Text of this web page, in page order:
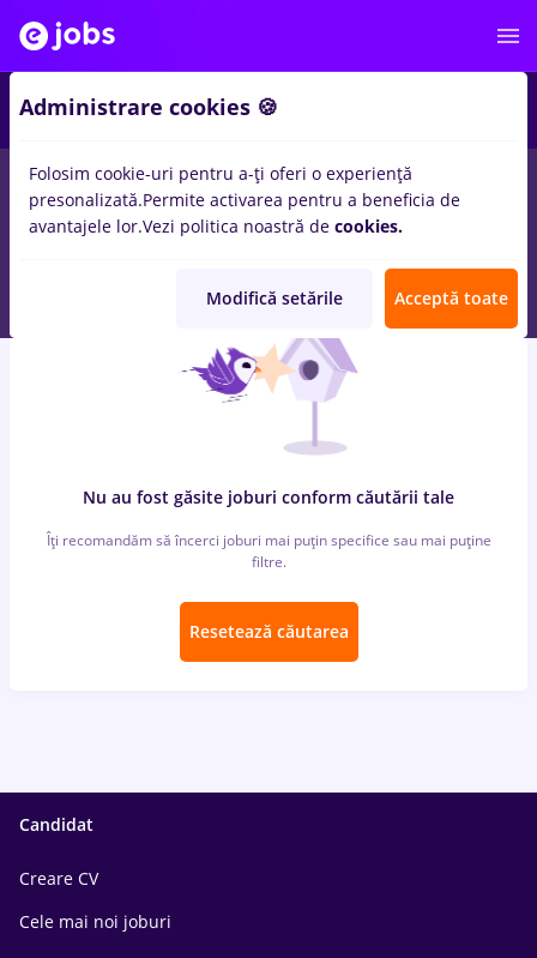
locuri de muncacu salarii zidar zugrav, Full time
StrainatatepentruFara experientainTransport / Distributie,
IT / Telecom
Nu au fost găsite joburi conform căutării tale
Îți recomandăm să încerci joburi mai puțin specifice sau mai puține
filtre.
Resetează căutarea
Candidat
Creare CV
Cele mai noi joburi
Administrare cookies 🍪
Folosim cookie-uri pentru a-ți oferi o experiență
presonalizată.Permite activarea pentru a beneficia de
avantajele lor.Vezi politica noastră de cookies.
Modifică setările Acceptă toate